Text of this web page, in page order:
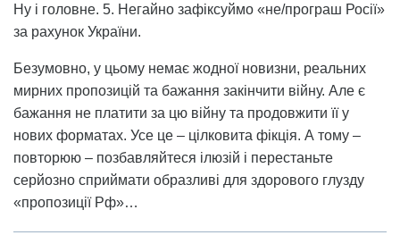
Ну і головне. 5. Негайно зафіксуймо «не/програш Росії»
за рахунок України.
Безумовно, у цьому немає жодної новизни, реальних
мирних пропозицій та бажання закінчити війну. Але є
бажання не платити за цю війну та продовжити її у
нових форматах. Усе це – цілковита фікція. А тому –
повторюю – позбавляйтеся ілюзій і перестаньте
серйозно сприймати образливі для здорового глузду
«пропозиції Рф»…